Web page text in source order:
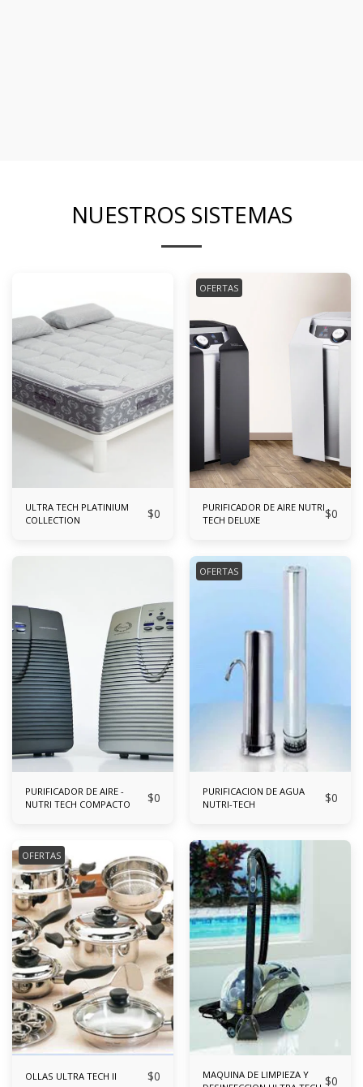
NUESTROS SISTEMAS
ULTRA TECH PLATINIUM
COLLECTION
$0
OFERTAS
PURIFICADOR DE AIRE NUTRI
TECH DELUXE
$0
PURIFICADOR DE AIRE -
NUTRI TECH COMPACTO
$0
OFERTAS
PURIFICACION DE AGUA
NUTRI-TECH
$0
OFERTAS
OLLAS ULTRA TECH II $0
MAQUINA DE LIMPIEZA Y
$0